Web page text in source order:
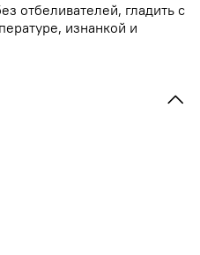
отбеливателей, гладить с
изнанкой и